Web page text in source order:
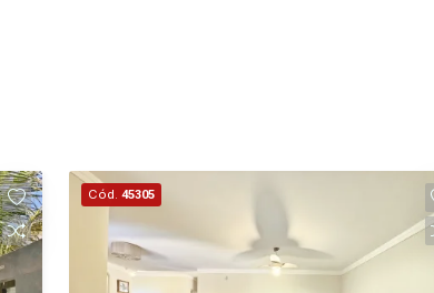
Cód. 45305